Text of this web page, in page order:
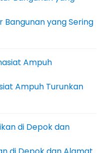
Bangunan yang Sering
Ampuh Turunkan